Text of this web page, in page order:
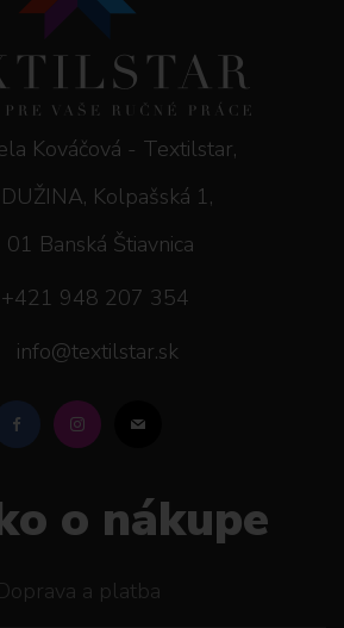
Kováčová - Textilstar,
Kolpašská 1,
Banská Štiavnica
+421 948 207 354
info@textilstar.sk
o nákupe
a platba